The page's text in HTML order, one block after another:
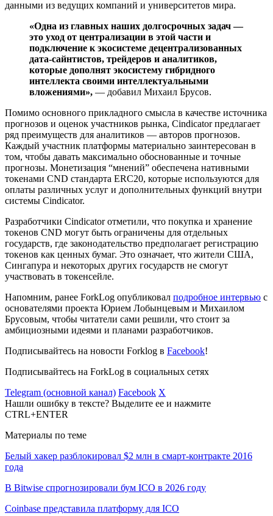
данными из ведущих компаний и университетов мира.
«Одна из главных наших долгосрочных задач —
это уход от централизации в этой части и
подключение к экосистеме децентрализованных
дата-сайнтистов, трейдеров и аналитиков,
которые дополнят экосистему гибридного
интеллекта своими интеллектуальными
вложениями», — добавил Михаил Брусов.
Помимо основного прикладного смысла в качестве источника
прогнозов и оценок участников рынка, Cindicator предлагает
ряд преимуществ для аналитиков — авторов прогнозов.
Каждый участник платформы материально заинтересован в
том, чтобы давать максимально обоснованные и точные
прогнозы. Монетизация “мнений” обеспечена нативными
токенами CND стандарта ERC20, которые используются для
оплаты различных услуг и дополнительных функций внутри
системы Cindicator.
Разработчики Cindicator отметили, что покупка и хранение
токенов CND могут быть ограничены для отдельных
государств, где законодательство предполагает регистрацию
токенов как ценных бумаг. Это означает, что жители США,
Сингапура и некоторых других государств не смогут
участвовать в токенсейле.
Напомним, ранее ForkLog опубликовал подробное интервью с
основателями проекта Юрием Лобынцевым и Михаилом
Брусовым, чтобы читатели сами решили, что стоит за
амбициозными идеями и планами разработчиков.
Подписывайтесь на новости Forklog в Facebook!
Подписывайтесь на ForkLog в социальных сетях
Telegram (основной канал) Facebook X
Нашли ошибку в тексте? Выделите ее и нажмите
CTRL+ENTER
Материалы по теме
Белый хакер разблокировал $2 млн в смарт-контракте 2016
года
В Bitwise спрогнозировали бум ICO в 2026 году
Coinbase представила платформу для ICO